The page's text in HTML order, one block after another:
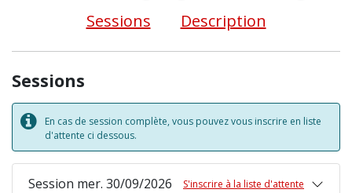
Sessions Description
Sessions
En cas de session complète, vous pouvez vous inscrire en liste
d'attente ci dessous.
Session mer. 30/09/2026 S'inscrire à la liste d'attente